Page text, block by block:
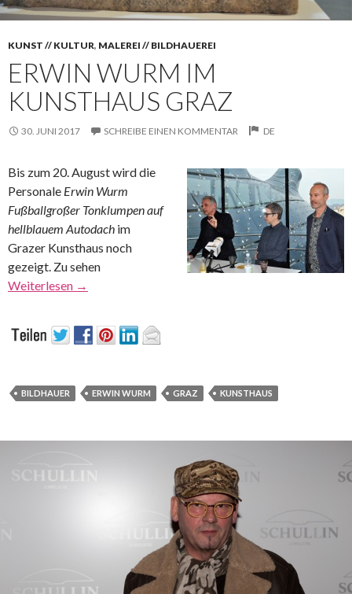
KUNST // KULTUR, MALEREI // BILDHAUEREI
ERWIN WURM IM
KUNSTHAUS GRAZ
30. JUNI 2017 SCHREIBE EINEN KOMMENTAR DE
Bis zum 20. August wird die
Personale Erwin Wurm
Fußballgroßer Tonklumpen auf
hellblauem Autodach im
Grazer Kunsthaus noch
gezeigt. Zu sehen
Weiterlesen →
BILDHAUER ERWIN WURM GRAZ KUNSTHAUS